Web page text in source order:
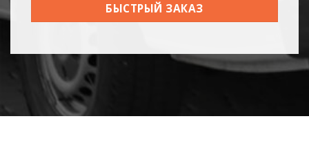
БЫСТРЫЙ ЗАКАЗ